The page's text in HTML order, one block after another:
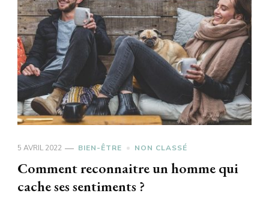
5 AVRIL 2022 BIEN-ÊTRE NON CLASSÉ
Comment reconnaitre un homme qui
cache ses sentiments ?